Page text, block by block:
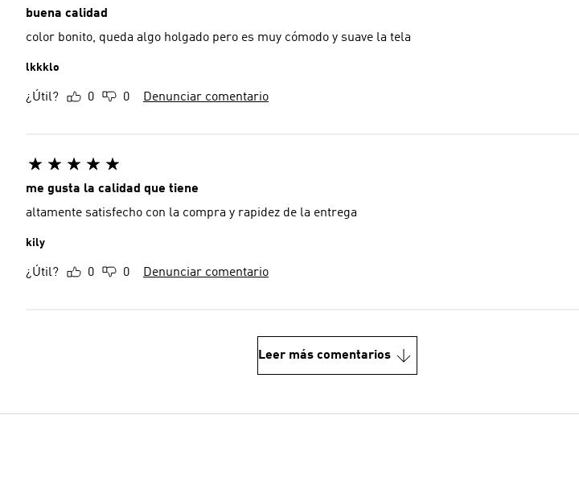
buena calidad
color bonito, queda algo holgado pero es muy cómodo y suave la tela
lkkklo
¿Útil? 0 0 Denunciar comentario
me gusta la calidad que tiene
altamente satisfecho con la compra y rapidez de la entrega
kily
¿Útil? 0 0 Denunciar comentario
Leer más comentarios